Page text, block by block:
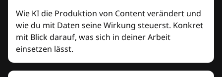
Wie KI die Produktion von Content verändert und
wie du mit Daten seine Wirkung steuerst. Konkret
mit Blick darauf, was sich in deiner Arbeit
einsetzen lässt.